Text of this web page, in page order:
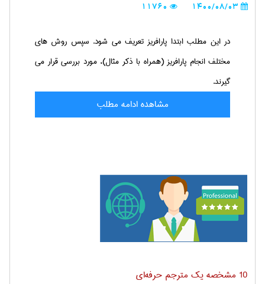
1400/08/03
11760
در این مطلب ابتدا پارافریز تعریف می شود. سپس روش های
مختلف انجام پارافریز (همراه با ذکر مثال)، مورد بررسی قرار می
گیرند.
مشاهده ادامه مطلب
10 مشخصه یک مترجم حرفه‌ای